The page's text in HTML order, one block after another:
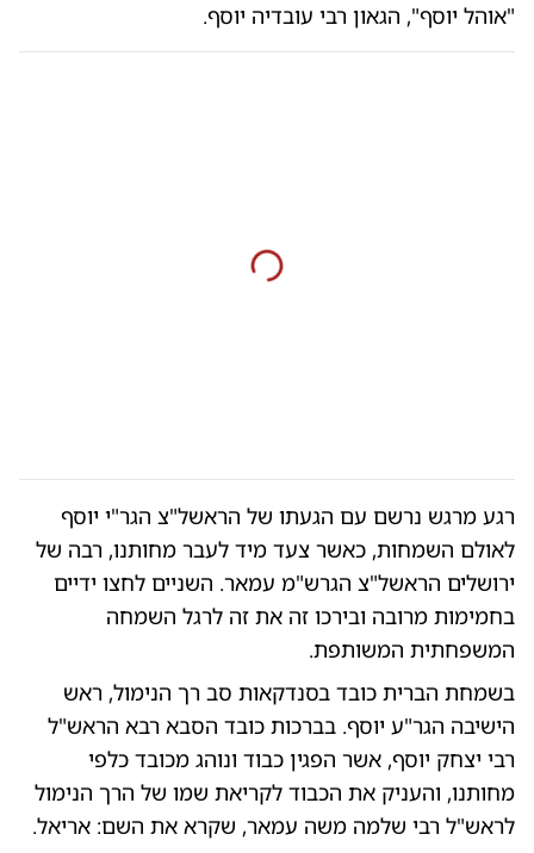
"אוהל יוסף", הגאון רבי עובדיה יוסף.
רגע מרגש נרשם עם הגעתו של הראשל"צ הגר"י יוסף
לאולם השמחות, כאשר צעד מיד לעבר מחותנו, רבה של
ירושלים הראשל"צ הגרש"מ עמאר. השניים לחצו ידיים
בחמימות מרובה ובירכו זה את זה לרגל השמחה
המשפחתית המשותפת.
בשמחת הברית כובד בסנדקאות סב רך הנימול, ראש
הישיבה הגר"ע יוסף. בברכות כובד הסבא רבא הראש"ל
רבי יצחק יוסף, אשר הפגין כבוד ונוהג מכובד כלפי
מחותנו, והעניק את הכבוד לקריאת שמו של הרך הנימול
לראש"ל רבי שלמה משה עמאר, שקרא את השם: אריאל.